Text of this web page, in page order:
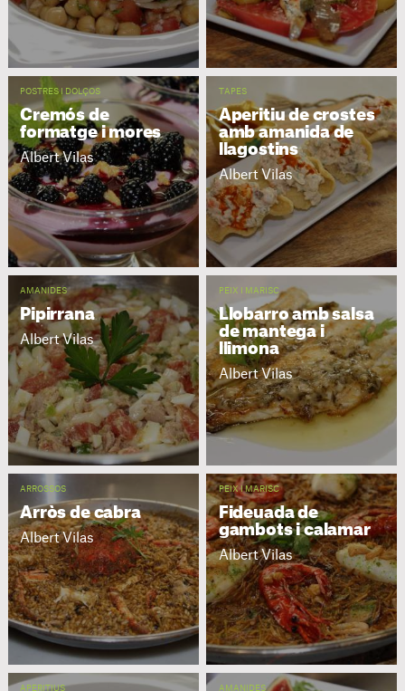
POSTRES I DOLÇOS
Cremós de
formatge i mores
Albert Vilas
TAPES
Aperitiu de crostes
amb amanida de
llagostins
Albert Vilas
AMANIDES
Pipirrana
Albert Vilas
PEIX I MARISC
Llobarro amb salsa
de mantega i
llimona
Albert Vilas
ARROSSOS
Arròs de cabra
Albert Vilas
PEIX I MARISC
Fideuada de
gambots i calamar
Albert Vilas
APERITIUS AMANIDES